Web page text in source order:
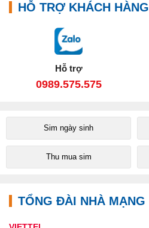
HỖ TRỢ KHÁCH HÀNG
Hỗ trợ
0989.575.575
Sim ngày sinh
Thu mua sim
TỔNG ĐÀI NHÀ MẠNG